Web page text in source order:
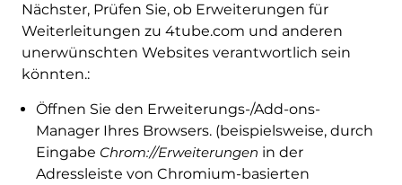
Nächster, Prüfen Sie, ob Erweiterungen für
Weiterleitungen zu 4tube.com und anderen
unerwünschten Websites verantwortlich sein
könnten.:
Öffnen Sie den Erweiterungs-/Add-ons-
Manager Ihres Browsers. (beispielsweise, durch
Eingabe Chrom://Erweiterungen in der
Adressleiste von Chromium-basierten